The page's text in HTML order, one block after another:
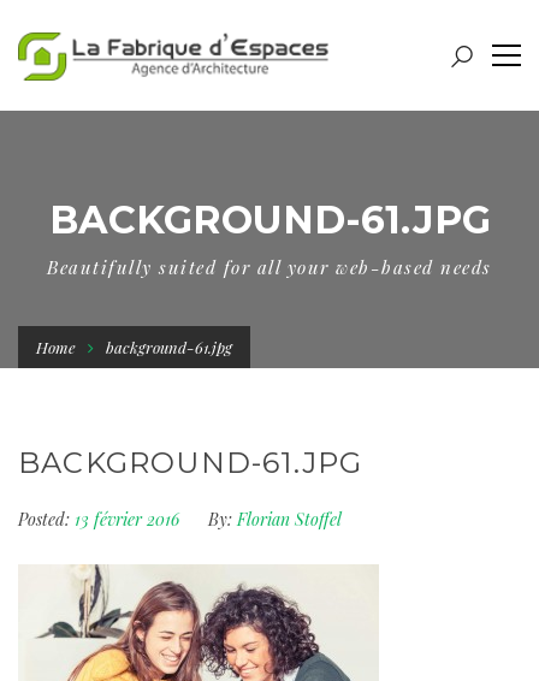
BACKGROUND-61.JPG
Beautifully suited for all your web-based needs
Home background-61.jpg
BACKGROUND-61.JPG
Posted: 13 février 2016 By: Florian Stoffel